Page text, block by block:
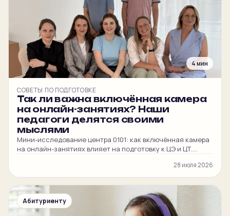
4 мин
СОВЕТЫ ПО ПОДГОТОВКЕ
Так ли важна включённая камера
на онлайн-занятиях? Наши
педагоги делятся своими
мыслями
Мини-исследование центра 0101: как включённая камера
на онлайн-занятиях влияет на подготовку к ЦЭ и ЦТ.
28 июля 2026
Абитуриенту